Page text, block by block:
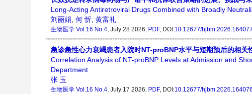
Long-Acting Antiretroviral Drugs Combined with Broadly
刘丽娟, 何 忻, 黄富礼
生物医学 Vol.16 No.4, July 28 2026, PDF, DOI:10.12677/hjbm.2026.164077
急诊急性心力衰竭患者入院时NT-proBNP水平与短期预后的相关
Correlation Analysis of NT-proBNP Levels at Admission and
Department
张 玉
生物医学 Vol.16 No.4, July 17 2026, PDF, DOI:10.12677/hjbm.2026.164076